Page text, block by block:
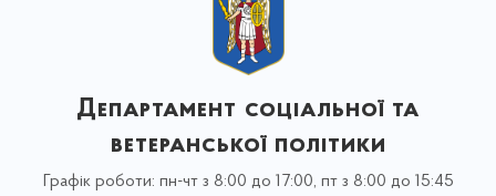
Департамент соціальної та
ветеранської політики
Графік роботи: пн-чт з 8:00 до 17:00, пт з 8:00 до 15:45